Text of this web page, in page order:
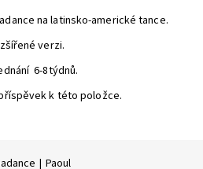
na latinsko-americké tance.
verzi.
6-8týdnů.
k této položce.
| Paoul